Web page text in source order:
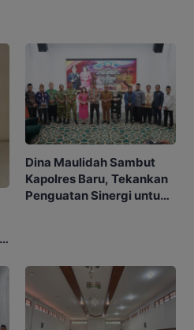
Dina Maulidah Sambut
Kapolres Baru, Tekankan
Penguatan Sinergi untuk